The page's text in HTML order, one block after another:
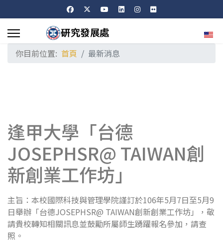
選擇
你目前位置: 首頁 最新消息
逢甲大學「台德
JOSEPHSR@ TAIWAN創
新創業工作坊」
主旨：本校國際科技與管理學院謹訂於106年5月7日至5月9
日舉辦「台德JOSEPHSR@ TAIWAN創新創業工作坊」，敬
請貴校轉知相關訊息並鼓勵所屬師生踴躍報名參加，請查
照。